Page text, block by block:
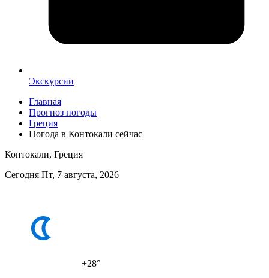
Экскурсии
Главная
Прогноз погоды
Греция
Погода в Контокали сейчас
Контокали, Греция
Сегодня Пт, 7 августа, 2026
+28°